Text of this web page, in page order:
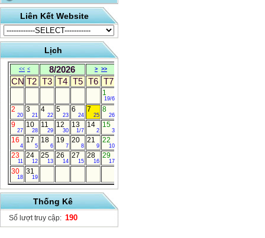
Liên Kết Website
Lịch
<< < 8/2026 > >>
CN T2 T3 T4 T5 T6 T7
1
19/6
2
20
3
21
4
22
5
23
6
24
7
25
8
26
9
27
10
28
11
29
12
30
13
1/7
14
2
15
3
16
4
17
5
18
6
19
7
20
8
21
9
22
10
23
11
24
12
25
13
26
14
27
15
28
16
29
17
30
18
31
19
Thống Kê
Số lượt truy cập: 190